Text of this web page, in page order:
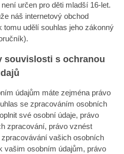
určen pro děti mladší 16-let.
náš internetový obchod
tomu udělí souhlas jeho zákonný
souvislosti s ochranou
údajům máte zejména právo
se zpracováním osobních
své osobní údaje, právo
zpracování, právo vznést
vašich osobních
vašim osobním údajům, právo